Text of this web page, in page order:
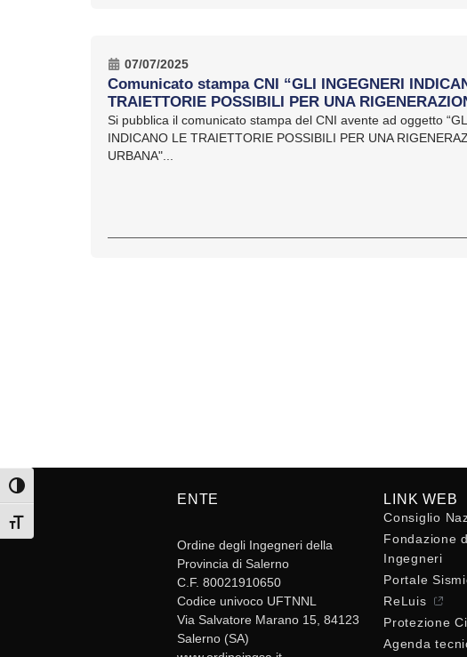
07/07/2025
Comunicato stampa CNI “GLI INGEGNERI
TRAIETTORIE POSSIBILI PER UNA
Si pubblica il comunicato stampa del CNI avente ad oggetto
INDICANO LE TRAIETTORIE POSSIBILI PER UNA
URBANA"...
Attiva/disattiva alto contrasto
Attiva/disattiva dimensione testo
ENTE
Ordine degli Ingegneri della
Provincia di Salerno
C.F. 80021910650
Codice univoco UFTNNL
Via Salvatore Marano 15, 84123
Salerno (SA)
LINK WEB
Consiglio
Fondazione
Ingegneri
Portale
ReLuis
Protezione
Agenda